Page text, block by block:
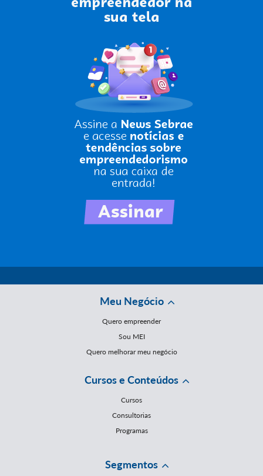
Meu Negócio
Quero empreender
Sou MEI
Quero melhorar meu negócio
Cursos e Conteúdos
Cursos
Consultorias
Programas
Segmentos